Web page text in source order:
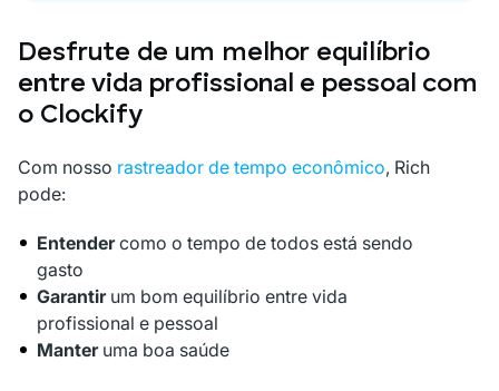
Desfrute de um melhor equilíbrio
entre vida profissional e pessoal com
o Clockify
Com nosso rastreador de tempo econômico, Rich
pode:
Entendercomo o tempo de todos está sendo
gasto
Garantirum bom equilíbrio entre vida
profissional e pessoal
Manteruma boa saúde